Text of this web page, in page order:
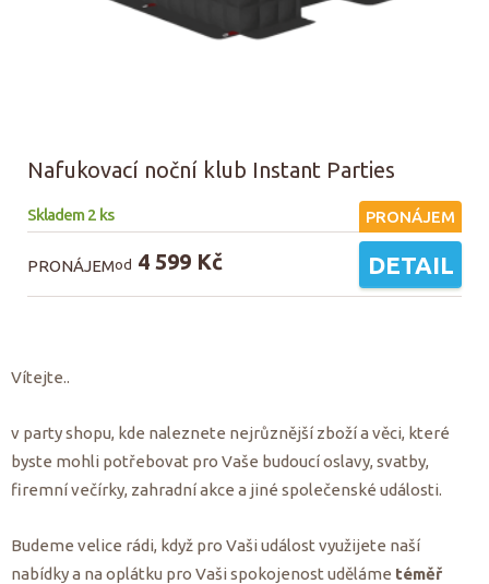
Nafukovací noční klub Instant Parties
Skladem 2 ks PRONÁJEM
PRONÁJEMod 4 599 Kč DETAIL
Vítejte..
v party shopu, kde naleznete nejrůznější zboží a věci, které
byste mohli potřebovat pro Vaše budoucí oslavy, svatby,
firemní večírky, zahradní akce a jiné společenské události.
Budeme velice rádi, když pro Vaši událost využijete naší
nabídky a na oplátku pro Vaši spokojenost uděláme téměř